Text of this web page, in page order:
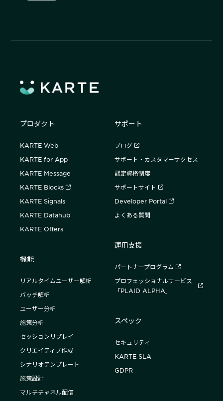
プロダクト
KARTE Web
KARTE for App
KARTE Message
KARTE Blocks
KARTE Signals
KARTE Datahub
KARTE Offers
機能
リアルタイムユーザー解析
バッチ解析
ユーザー分析
施策分析
セッションリプレイ
クリエイティブ作成
シナリオテンプレート
施策設計
マルチチャネル配信
サポート
ブログ
サポート・カスタマーサクセス
認定資格制度
サポートサイト
Developer Portal
よくある質問
運用支援
パートナープログラム
プロフェッショナルサービス
「PLAID ALPHA」
スペック
セキュリティ
KARTE SLA
GDPR